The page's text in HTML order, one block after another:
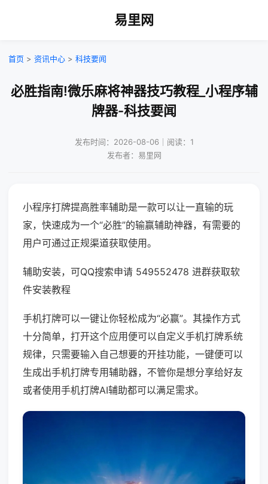
易里网
首页 > 资讯中心 > 科技要闻
必胜指南!微乐麻将神器技巧教程_小程序辅
牌器-科技要闻
发布时间：2026-08-06｜阅读：1
发布者：易里网
小程序打牌提高胜率辅助是一款可以让一直输的玩
家，快速成为一个“必胜”的输赢辅助神器，有需要的
用户可通过正规渠道获取使用。
辅助安装，可QQ搜索申请 549552478 进群获取软
件安装教程
手机打牌可以一键让你轻松成为“必赢”。其操作方式
十分简单，打开这个应用便可以自定义手机打牌系统
规律，只需要输入自己想要的开挂功能，一键便可以
生成出手机打牌专用辅助器，不管你是想分享给好友
或者使用手机打牌AI辅助都可以满足需求。